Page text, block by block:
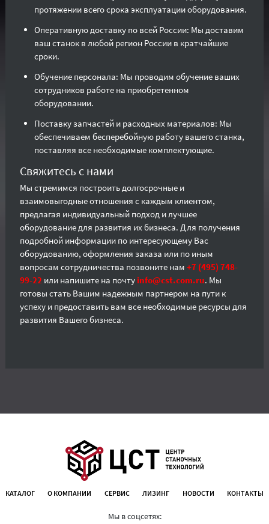
протяжении всего срока эксплуатации оборудования.
Оперативную доставку по всей России: Мы доставим
ваш станок в любой регион России в кратчайшие
сроки.
Обучение персонала: Мы проводим обучение ваших
сотрудников работе на приобретенном
оборудовании.
Поставку запчастей и расходных материалов: Мы
обеспечиваем бесперебойную работу вашего станка,
поставляя все необходимые комплектующие.
Свяжитесь с нами
Мы стремимся построить долгосрочные и
взаимовыгодные отношения с каждым клиентом,
предлагая индивидуальный подход и лучшее
оборудование для развития их бизнеса. Для получения
подробной информации по интересующему Вас
оборудованию, оформления заказа или по иным
вопросам сотрудничества позвоните нам +7 (495) 748-
99-22 или напишите на почту info@cst.com.ru. Мы
готовы стать Вашим надежным партнером на пути к
успеху и предоставить вам все необходимые ресурсы для
развития Вашего бизнеса.
КАТАЛОГ О КОМПАНИИ СЕРВИС ЛИЗИНГ НОВОСТИ КОНТАКТЫ
Мы в соцсетях: